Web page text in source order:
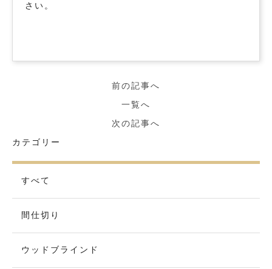
さい。
前の記事へ
一覧へ
次の記事へ
カテゴリー
すべて
間仕切り
ウッドブラインド